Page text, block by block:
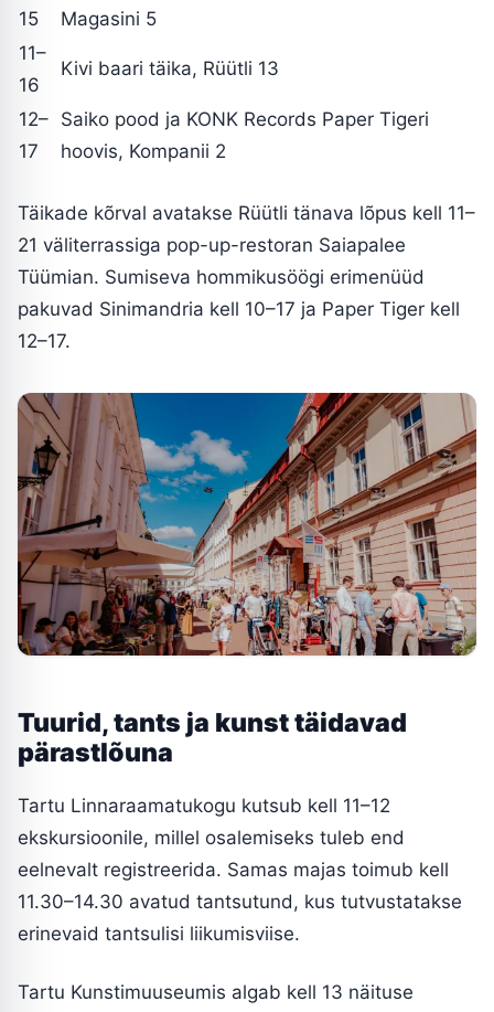
15
Magasini 5
11–
16
Kivi baari täika, Rüütli 13
12–
17
Saiko pood ja KONK Records Paper Tigeri
hoovis, Kompanii 2
Täikade kõrval avatakse Rüütli tänava lõpus kell 11–
21 väliterrassiga pop-up-restoran Saiapalee
Tüümian. Sumiseva hommikusöögi erimenüüd
pakuvad Sinimandria kell 10–17 ja Paper Tiger kell
12–17.
Tuurid, tants ja kunst täidavad
pärastlõuna
Tartu Linnaraamatukogu kutsub kell 11–12
ekskursioonile, millel osalemiseks tuleb end
eelnevalt registreerida. Samas majas toimub kell
11.30–14.30 avatud tantsutund, kus tutvustatakse
erinevaid tantsulisi liikumisviise.
Tartu Kunstimuuseumis algab kell 13 näituse